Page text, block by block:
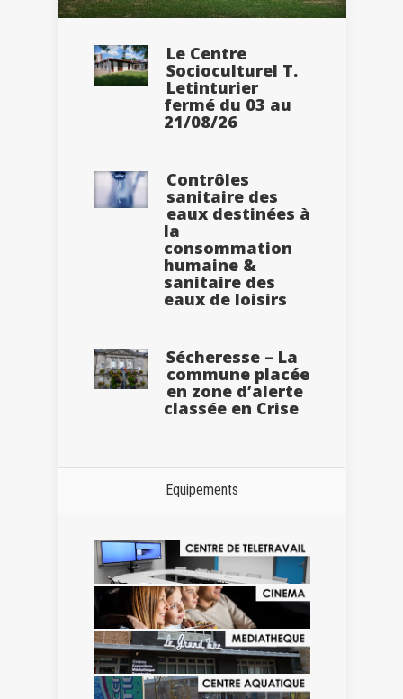
Le Centre
Socioculturel T.
Letinturier
fermé du 03 au
21/08/26
Contrôles
sanitaire des
eaux destinées à
la
consommation
humaine &
sanitaire des
eaux de loisirs
Sécheresse – La
commune placée
en zone d’alerte
classée en Crise
Equipements